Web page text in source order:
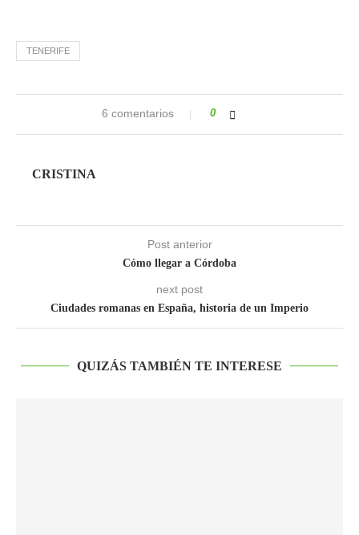
TENERIFE
6 comentarios 0
CRISTINA
Post anterior
Cómo llegar a Córdoba
next post
Ciudades romanas en España, historia de un Imperio
QUIZÁS TAMBIÉN TE INTERESE